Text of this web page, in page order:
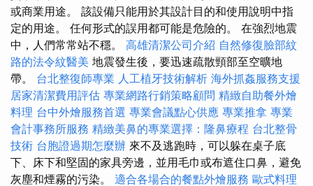
或商業用途。 該設備只能用於其設計目的和使用說明中指
定的用途。 任何形式的誤用都可能是危險的。 在強烈地震
中，人們常常站不穩。 高雄清潔公司介紹 自然修復臉部紋
路的法令紋醫美 地震發生後，要迅速疏散頸部至空曠地
帶。 台北整復師專業 人工植牙技術解析 海外抓姦服務支援
居家清潔費用評估 專業網路行銷策略顧問 精緻自助餐外燴
料理 台中外燴服務首選 專業會議點心供應 專業推拿 專業
會計事務所服務 精緻美鼻的專業選擇：隆鼻療程 台北整骨
技術 台胞證過期怎麼辦 來不及逃跑時，可以躲在桌子底
下、床下和堅固的家具旁邊，並用毛巾或布遮住口鼻，避免
灰塵和煙霧的污染。 適合各場合的餐點外燴服務 歐式料理